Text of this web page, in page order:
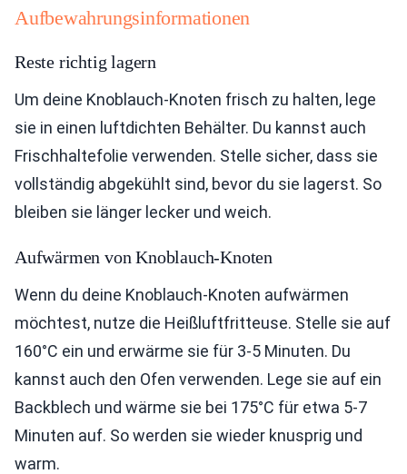
Aufbewahrungsinformationen
Reste richtig lagern
Um deine Knoblauch-Knoten frisch zu halten, lege
sie in einen luftdichten Behälter. Du kannst auch
Frischhaltefolie verwenden. Stelle sicher, dass sie
vollständig abgekühlt sind, bevor du sie lagerst. So
bleiben sie länger lecker und weich.
Aufwärmen von Knoblauch-Knoten
Wenn du deine Knoblauch-Knoten aufwärmen
möchtest, nutze die Heißluftfritteuse. Stelle sie auf
160°C ein und erwärme sie für 3-5 Minuten. Du
kannst auch den Ofen verwenden. Lege sie auf ein
Backblech und wärme sie bei 175°C für etwa 5-7
Minuten auf. So werden sie wieder knusprig und
warm.